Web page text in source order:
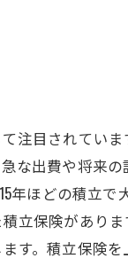
注目されてい
な出費や将来
ほどの積立
立保険があり
す。積立保険